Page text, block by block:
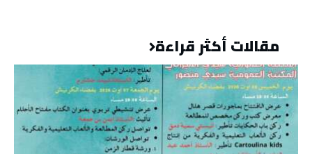
مقالات أكثر قراءة